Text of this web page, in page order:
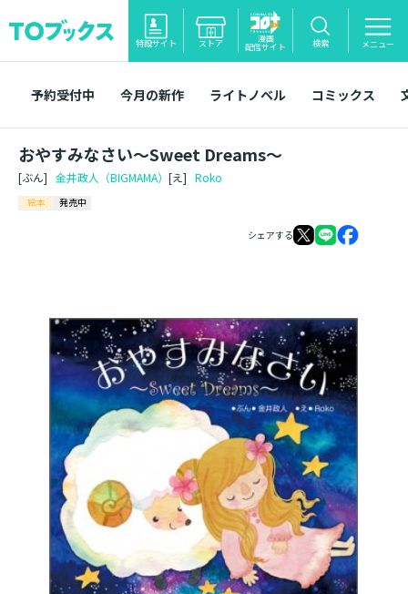
特設サイト ストア 漫画
配信サイト 検索 メニュー
予約受付中 今月の新作 ライトノベル コミックス
おやすみなさい～Sweet Dreams～
[ぶん] 金井政人（BIGMAMA） [え] Roko
絵本 発売中
シェアする